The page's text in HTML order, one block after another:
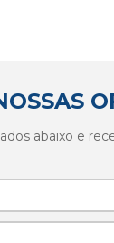
abaixo e